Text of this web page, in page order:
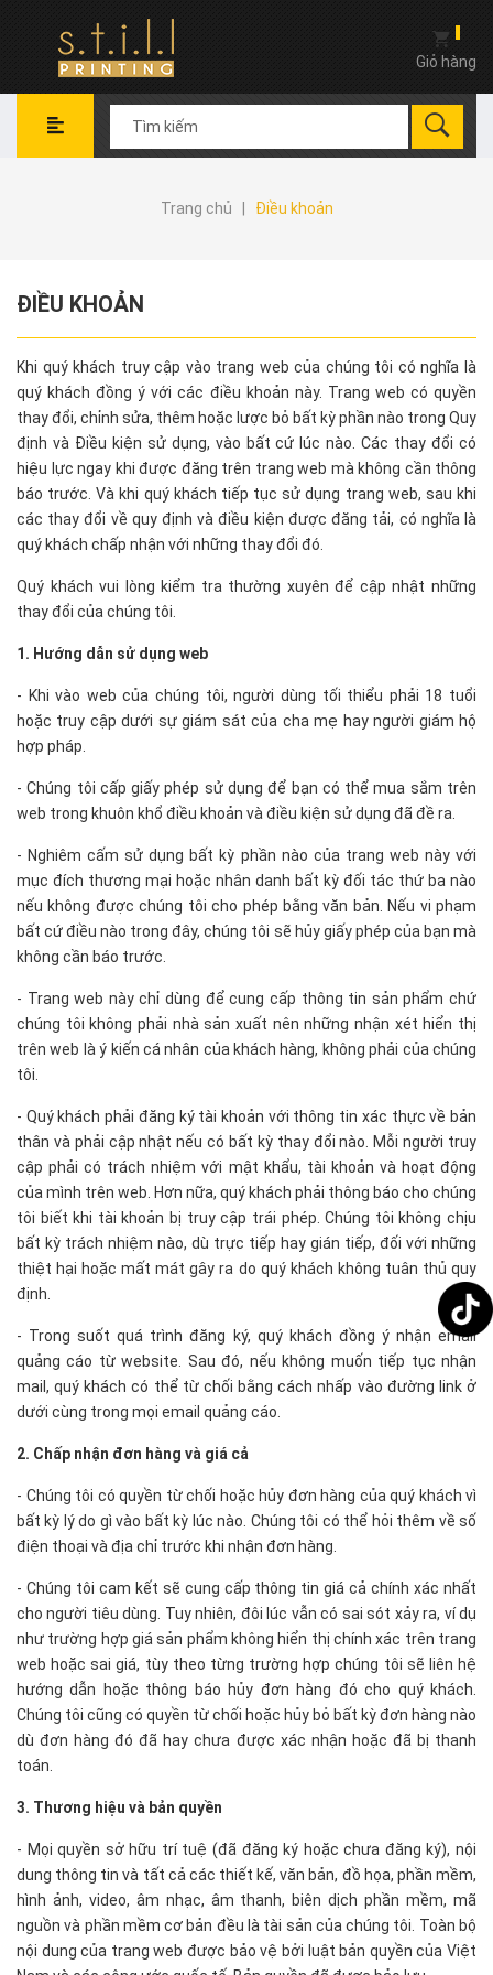
Giỏ hàng
Trang chủ Điều khoản
ĐIỀU KHOẢN
Khi quý khách truy cập vào trang web của chúng tôi có nghĩa là
quý khách đồng ý với các điều khoản này. Trang web có quyền
thay đổi, chỉnh sửa, thêm hoặc lược bỏ bất kỳ phần nào trong Quy
định và Điều kiện sử dụng, vào bất cứ lúc nào. Các thay đổi có
hiệu lực ngay khi được đăng trên trang web mà không cần thông
báo trước. Và khi quý khách tiếp tục sử dụng trang web, sau khi
các thay đổi về quy định và điều kiện được đăng tải, có nghĩa là
quý khách chấp nhận với những thay đổi đó.
Quý khách vui lòng kiểm tra thường xuyên để cập nhật những
thay đổi của chúng tôi.
1. Hướng dẫn sử dụng web
- Khi vào web của chúng tôi, người dùng tối thiểu phải 18 tuổi
hoặc truy cập dưới sự giám sát của cha mẹ hay người giám hộ
hợp pháp.
- Chúng tôi cấp giấy phép sử dụng để bạn có thể mua sắm trên
web trong khuôn khổ điều khoản và điều kiện sử dụng đã đề ra.
- Nghiêm cấm sử dụng bất kỳ phần nào của trang web này với
mục đích thương mại hoặc nhân danh bất kỳ đối tác thứ ba nào
nếu không được chúng tôi cho phép bằng văn bản. Nếu vi phạm
bất cứ điều nào trong đây, chúng tôi sẽ hủy giấy phép của bạn mà
không cần báo trước.
- Trang web này chỉ dùng để cung cấp thông tin sản phẩm chứ
chúng tôi không phải nhà sản xuất nên những nhận xét hiển thị
trên web là ý kiến cá nhân của khách hàng, không phải của chúng
tôi.
- Quý khách phải đăng ký tài khoản với thông tin xác thực về bản
thân và phải cập nhật nếu có bất kỳ thay đổi nào. Mỗi người truy
cập phải có trách nhiệm với mật khẩu, tài khoản và hoạt động
của mình trên web. Hơn nữa, quý khách phải thông báo cho chúng
tôi biết khi tài khoản bị truy cập trái phép. Chúng tôi không chịu
bất kỳ trách nhiệm nào, dù trực tiếp hay gián tiếp, đối với những
thiệt hại hoặc mất mát gây ra do quý khách không tuân thủ quy
định.
- Trong suốt quá trình đăng ký, quý khách đồng ý nhận email
quảng cáo từ website. Sau đó, nếu không muốn tiếp tục nhận
mail, quý khách có thể từ chối bằng cách nhấp vào đường link ở
dưới cùng trong mọi email quảng cáo.
2. Chấp nhận đơn hàng và giá cả
- Chúng tôi có quyền từ chối hoặc hủy đơn hàng của quý khách vì
bất kỳ lý do gì vào bất kỳ lúc nào. Chúng tôi có thể hỏi thêm về số
điện thoại và địa chỉ trước khi nhận đơn hàng.
- Chúng tôi cam kết sẽ cung cấp thông tin giá cả chính xác nhất
cho người tiêu dùng. Tuy nhiên, đôi lúc vẫn có sai sót xảy ra, ví dụ
như trường hợp giá sản phẩm không hiển thị chính xác trên trang
web hoặc sai giá, tùy theo từng trường hợp chúng tôi sẽ liên hệ
hướng dẫn hoặc thông báo hủy đơn hàng đó cho quý khách.
Chúng tôi cũng có quyền từ chối hoặc hủy bỏ bất kỳ đơn hàng nào
dù đơn hàng đó đã hay chưa được xác nhận hoặc đã bị thanh
toán.
3. Thương hiệu và bản quyền
- Mọi quyền sở hữu trí tuệ (đã đăng ký hoặc chưa đăng ký), nội
dung thông tin và tất cả các thiết kế, văn bản, đồ họa, phần mềm,
hình ảnh, video, âm nhạc, âm thanh, biên dịch phần mềm, mã
nguồn và phần mềm cơ bản đều là tài sản của chúng tôi. Toàn bộ
nội dung của trang web được bảo vệ bởi luật bản quyền của Việt